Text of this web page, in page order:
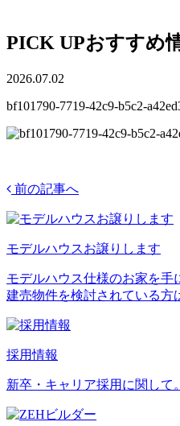
PICK UPおすすめ
2026.07.02
bf101790-7719-42c9-b5c2-
前の記事へ
モデルハウスお譲りします
モデルハウス仕様のお家を手
建売物件を検討されている方
採用情報
新卒・キャリア採用に関して。